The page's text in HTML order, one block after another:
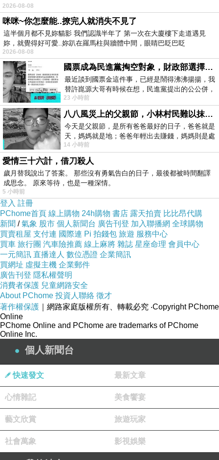
(悄悄話)
2026-06-21 06:41:19
2026-08-08
咪咪~你怎麼能..撩完人就消失不見了
這半個月都不見妳貓影 我們認識半年了 第一次在大廈樓下走道遇見
妳，就覺得好可愛..妳趴在羅馬柱與牆體中間，眼睛巴眨巴眨
2026-08-08
國票成為民進黨掏空對象，財政部選擇性失憶
最近談到國票金這件事，已經是鬧得沸沸揚揚，我
替許崑源大哥有時候在想，民進黨提出的公公併，
其實就是想要國庫通黨庫，鬧出最大的醜
23 小時前
八八風災上的父親節，小林村民難以抹滅的痛
今天是父親節，是所有爸爸最好的日子，爸爸就是
天，媽媽就是地；爸爸年輕出去賺錢，媽媽則是處
理家務，職業不分高低貴賤，只有人品才
14 小時前
愛情三十六計，借刀殺人
歲月替我說出了答案。 那些沒有勇氣告白的日子，最後都被時間翻譯
成思念。 原來等待，也是一種深情。
5 小時前
登入 註冊
PChome首頁 線上購物 24h購物 書店 露天拍賣 比比昂代購
新聞 /氣象 股市 個人新聞台 廣告刊登 加入聯播網 全球購物
買賣租屋 支付連 國際連 Pi 拍錢包 旅遊 服務中心
買車 旅行團 汽車險推薦 線上麻將 雜誌 星座命理 會員中心
一元簡訊 直播達人 數位憑證 企業簡訊
買網址 虛擬主機 企業郵件
廣告刊登 隱私權聲明
消費者保護 兒童網路安全
About PChome 投資人聯絡 徵才
著作權保護 ｜網路家庭版權所有、轉載必究 ‧Copyright PChome
Online
PChome Online and PChome are trademarks of PChome
Online Inc.
個人新聞台
快速發文 最新文章
心情雜記 美食饗宴
藝文欣賞 旅遊玩家
社會萬象 影視娛樂